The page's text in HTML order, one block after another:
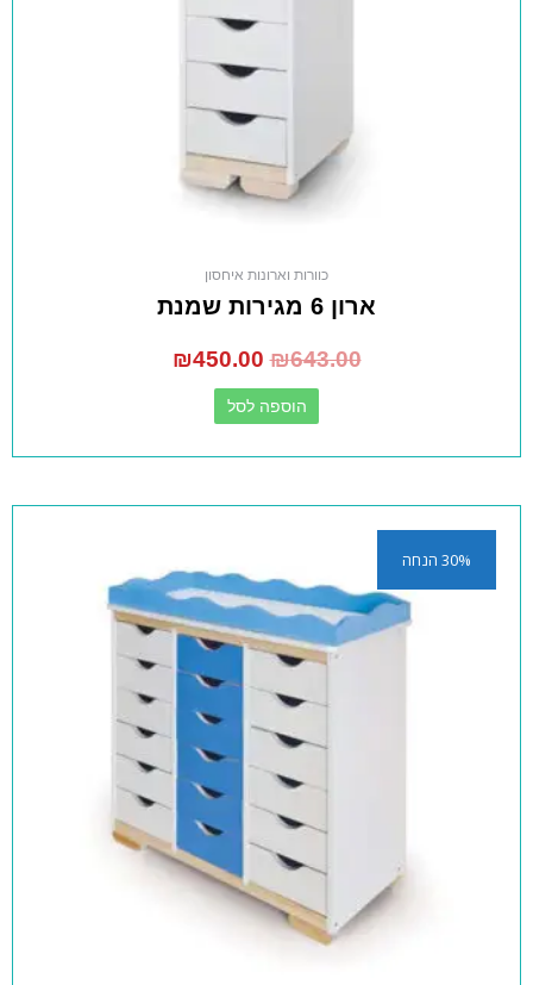
כוורות וארונות איחסון
ארון 6 מגירות שמנת
₪643.00
₪450.00
הוספה לסל
30% הנחה